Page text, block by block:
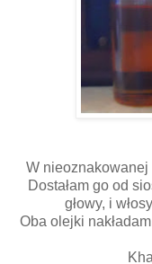
W
Dostałam go od
głowy, i
Oba olejki